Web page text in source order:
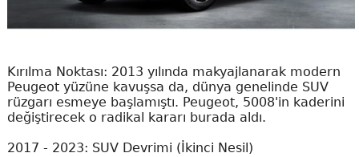
Kırılma Noktası: 2013 yılında makyajlanarak modern
Peugeot yüzüne kavuşsa da, dünya genelinde SUV
rüzgarı esmeye başlamıştı. Peugeot, 5008'in kaderini
değiştirecek o radikal kararı burada aldı.
2017 - 2023: SUV Devrimi (İkinci Nesil)